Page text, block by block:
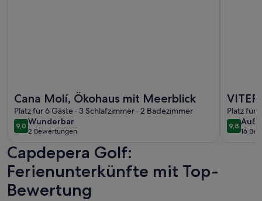
Weitere Infos zu Cana Molí, Ökohaus mit Meerblick
Cana Molí, Ökohaus mit Meerblick
Platz für 6 Gäste · 3 Schlafzimmer · 2 Badezimmer
9,09,0 von 10
Wunderbar
wunderbar
2 Bewertungen
(2
bewertungen)
Son
Platz für
9,89,8 von
16
(16
Capdepera Golf:
Ferienunterkünfte mit Top-
Bewertung